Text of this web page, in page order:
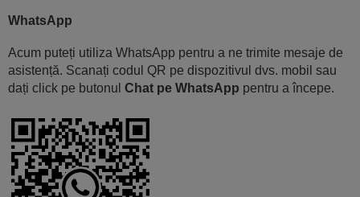
WhatsApp
Acum puteți utiliza WhatsApp pentru a ne trimite mesaje de
asistență. Scanați codul QR pe dispozitivul dvs. mobil sau
dați click pe butonul Chat pe WhatsApp pentru a începe.